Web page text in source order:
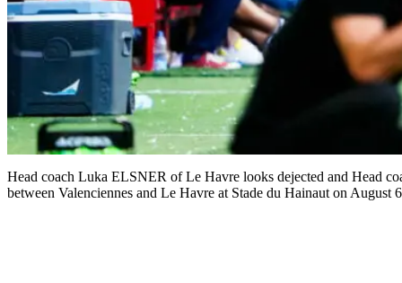
Head coach Luka ELSNER of Le Havre looks dejected and Head
between Valenciennes and Le Havre at Stade du Hainaut on